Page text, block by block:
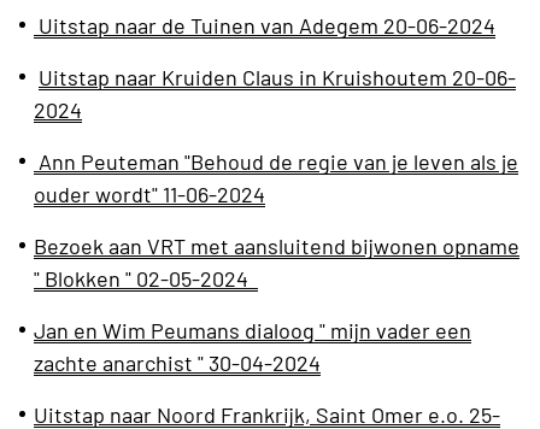
Uitstap naar de Tuinen van Adegem 20-06-2024
Uitstap naar Kruiden Claus in Kruishoutem 20-06-
2024
Ann Peuteman "Behoud de regie van je leven als je
ouder wordt" 11-06-2024
Bezoek aan VRT met aansluitend bijwonen opname
" Blokken " 02-05-2024
Jan en Wim Peumans dialoog " mijn vader een
zachte anarchist " 30-04-2024
Uitstap naar Noord Frankrijk, Saint Omer e.o. 25-